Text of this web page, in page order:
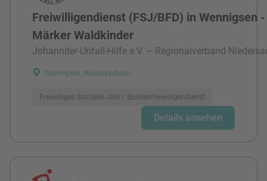
Freiwilligendienst (FSJ/BFD) in Wennigsen
Märker Waldkinder
Johanniter-Unfall-Hilfe e.V. – Regionalverband
Wennigsen, Niedersachsen
Freiwilliges Soziales Jahr / Bundesfreiwilligendienst
Details ansehen